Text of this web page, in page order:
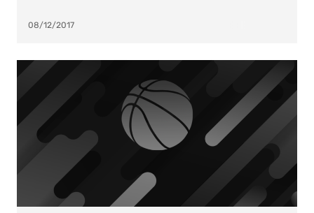
08/12/2017